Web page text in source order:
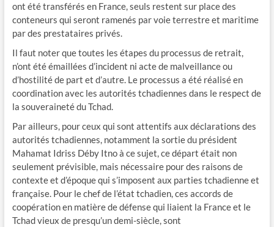
ont été transférés en France, seuls restent sur place des
conteneurs qui seront ramenés par voie terrestre et maritime
par des prestataires privés.
Il faut noter que toutes les étapes du processus de retrait,
n’ont été émaillées d’incident ni acte de malveillance ou
d’hostilité de part et d’autre. Le processus a été réalisé en
coordination avec les autorités tchadiennes dans le respect de
la souveraineté du Tchad.
Par ailleurs, pour ceux qui sont attentifs aux déclarations des
autorités tchadiennes, notamment la sortie du président
Mahamat Idriss Déby Itno à ce sujet, ce départ était non
seulement prévisible, mais nécessaire pour des raisons de
contexte et d’époque qui s’imposent aux parties tchadienne et
française. Pour le chef de l’état tchadien, ces accords de
coopération en matière de défense qui liaient la France et le
Tchad vieux de presqu’un demi-siècle, sont